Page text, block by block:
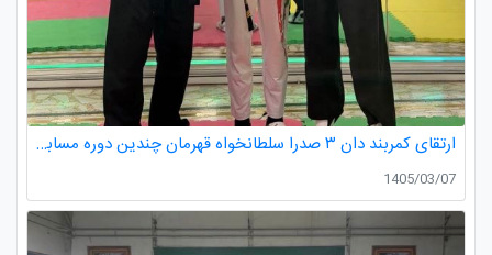
ارتقای کمربند دان ۳ صدرا سلطانخواه قهرمان چندین دوره مسابقات استانی و کشوری در رده سنی خردسالان و نونهالان
1405/03/07